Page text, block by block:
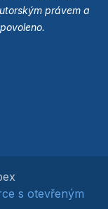
právem a
s otevřeným